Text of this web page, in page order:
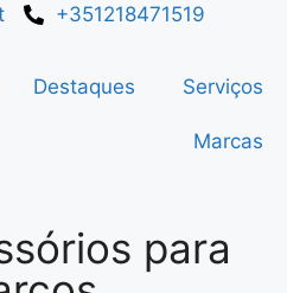
+351218471519
Destaques Serviços
Marcas
para